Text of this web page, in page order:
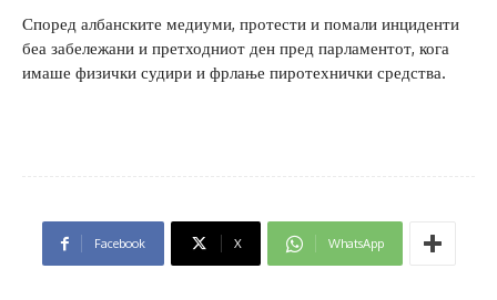
Според албанските медиуми, протести и помали инциденти
беа забележани и претходниот ден пред парламентот, кога
имаше физички судири и фрлање пиротехнички средства.
Facebook X WhatsApp